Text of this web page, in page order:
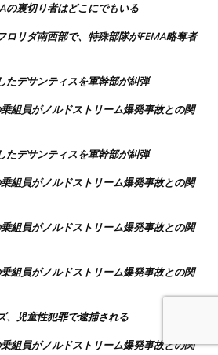
の裏切り者はどこにでもいる
ロリダ南西部で、特殊部隊がFEMA略奪者
たデサンティスを軍幹部が糾弾
組員がノルドストリーム爆発事故との関
たデサンティスを軍幹部が糾弾
組員がノルドストリーム爆発事故との関
組員がノルドストリーム爆発事故との関
組員がノルドストリーム爆発事故との関
、児童性犯罪で逮捕される
組員がノルドストリーム爆発事故との関